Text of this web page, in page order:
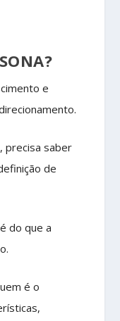
e
precisa saber
de
do que a
é o